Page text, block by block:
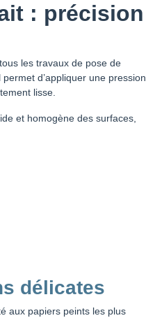
: précision
les travaux de pose de
permet d’appliquer une pression
lisse.
et homogène des surfaces,
délicates
aux papiers peints les plus